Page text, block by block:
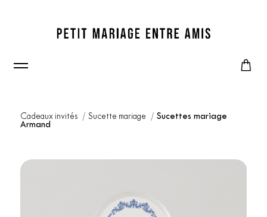
Cadeaux invités Sucette mariage
Sucettes mariage
Armand